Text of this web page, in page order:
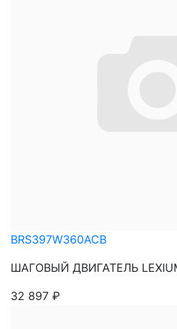
BRS397W360ACB
ШАГОВЫЙ ДВИГАТЕЛЬ
32 897 ₽